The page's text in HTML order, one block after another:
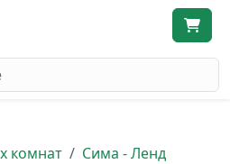
комнат
Сима - Ленд